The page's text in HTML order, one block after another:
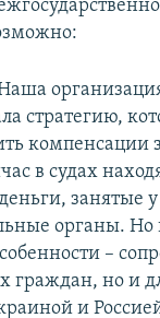
стратегию,
компенсации
в судах
занятые
органы. Но
–
граждан, но и
и